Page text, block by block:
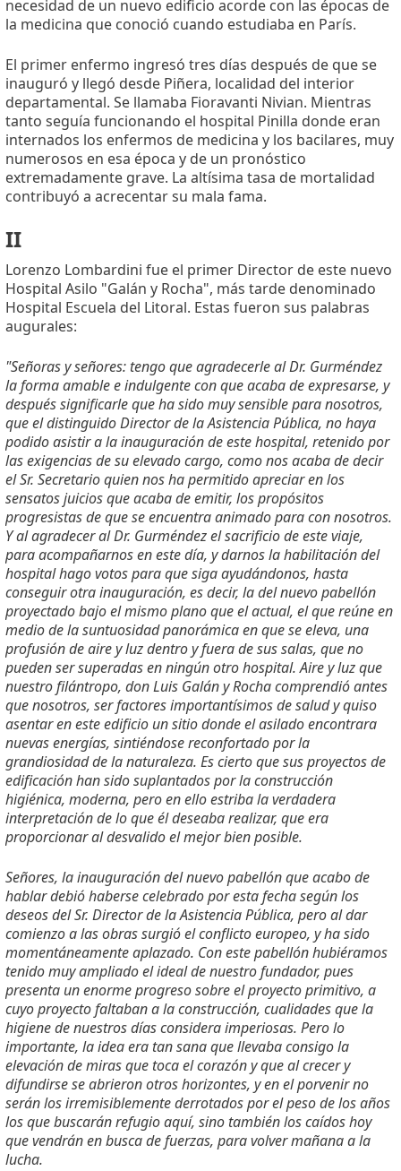
necesidad de un nuevo edificio acorde con las épocas de
la medicina que conoció cuando estudiaba en París.
El primer enfermo ingresó tres días después de que se
inauguró y llegó desde Piñera, localidad del interior
departamental. Se llamaba Fioravanti Nivian. Mientras
tanto seguía funcionando el hospital Pinilla donde eran
internados los enfermos de medicina y los bacilares, muy
numerosos en esa época y de un pronóstico
extremadamente grave. La altísima tasa de mortalidad
contribuyó a acrecentar su mala fama.
II
Lorenzo Lombardini fue el primer Director de este nuevo
Hospital Asilo "Galán y Rocha", más tarde denominado
Hospital Escuela del Litoral. Estas fueron sus palabras
augurales:
"Señoras y señores: tengo que agradecerle al Dr. Gurméndez
la forma amable e indulgente con que acaba de expresarse, y
después significarle que ha sido muy sensible para nosotros,
que el distinguido Director de la Asistencia Pública, no haya
podido asistir a la inauguración de este hospital, retenido por
las exigencias de su elevado cargo, como nos acaba de decir
el Sr. Secretario quien nos ha permitido apreciar en los
sensatos juicios que acaba de emitir, los propósitos
progresistas de que se encuentra animado para con nosotros.
Y al agradecer al Dr. Gurméndez el sacrificio de este viaje,
para acompañarnos en este día, y darnos la habilitación del
hospital hago votos para que siga ayudándonos, hasta
conseguir otra inauguración, es decir, la del nuevo pabellón
proyectado bajo el mismo plano que el actual, el que reúne en
medio de la suntuosidad panorámica en que se eleva, una
profusión de aire y luz dentro y fuera de sus salas, que no
pueden ser superadas en ningún otro hospital. Aire y luz que
nuestro filántropo, don Luis Galán y Rocha comprendió antes
que nosotros, ser factores importantísimos de salud y quiso
asentar en este edificio un sitio donde el asilado encontrara
nuevas energías, sintiéndose reconfortado por la
grandiosidad de la naturaleza. Es cierto que sus proyectos de
edificación han sido suplantados por la construcción
higiénica, moderna, pero en ello estriba la verdadera
interpretación de lo que él deseaba realizar, que era
proporcionar al desvalido el mejor bien posible.
Señores, la inauguración del nuevo pabellón que acabo de
hablar debió haberse celebrado por esta fecha según los
deseos del Sr. Director de la Asistencia Pública, pero al dar
comienzo a las obras surgió el conflicto europeo, y ha sido
momentáneamente aplazado. Con este pabellón hubiéramos
tenido muy ampliado el ideal de nuestro fundador, pues
presenta un enorme progreso sobre el proyecto primitivo, a
cuyo proyecto faltaban a la construcción, cualidades que la
higiene de nuestros días considera imperiosas. Pero lo
importante, la idea era tan sana que llevaba consigo la
elevación de miras que toca el corazón y que al crecer y
difundirse se abrieron otros horizontes, y en el porvenir no
serán los irremisiblemente derrotados por el peso de los años
los que buscarán refugio aquí, sino también los caídos hoy
que vendrán en busca de fuerzas, para volver mañana a la
lucha.